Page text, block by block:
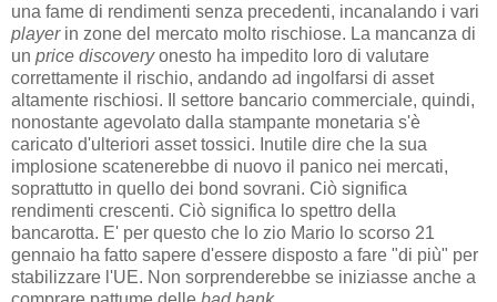
una fame di rendimenti senza precedenti, incanalando i vari
playerin zone del mercato molto rischiose. La mancanza di
un price discoveryonesto ha impedito loro di valutare
correttamente il rischio, andando ad ingolfarsi di asset
altamente rischiosi. Il settore bancario commerciale, quindi,
nonostante agevolato dalla stampante monetaria s'è
caricato d'ulteriori asset tossici. Inutile dire che la sua
implosione scatenerebbe di nuovo il panico nei mercati,
soprattutto in quello dei bond sovrani. Ciò significa
rendimenti crescenti. Ciò significa lo spettro della
bancarotta. E' per questo che lo zio Mario lo scorso 21
gennaio ha fatto sapere d'essere disposto a fare "di più" per
stabilizzare l'UE. Non sorprenderebbe se iniziasse anche a